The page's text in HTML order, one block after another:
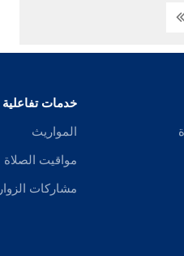
خدمات تفاعلية
المواريث
مواقيت الصلاة
مشاركات الزوار